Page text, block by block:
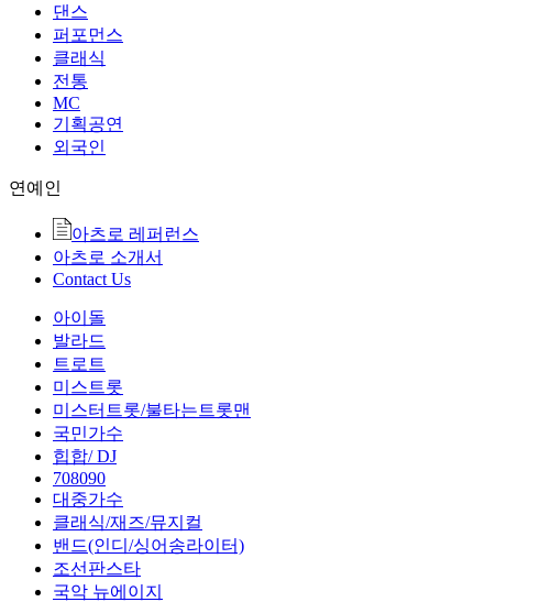
댄스
퍼포먼스
클래식
전통
MC
기획공연
외국인
연예인
아츠로 레퍼런스
아츠로 소개서
Contact Us
아이돌
발라드
트로트
미스트롯
미스터트롯/불타는트롯맨
국민가수
힙합/ DJ
708090
대중가수
클래식/재즈/뮤지컬
밴드(인디/싱어송라이터)
조선판스타
국악 뉴에이지